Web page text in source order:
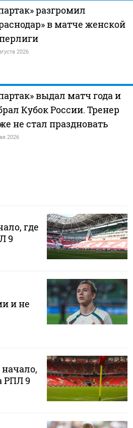
разгромил
в матче женской
2026
выдал матч года и
Кубок России. Тренер
не стал праздновать
2026
где
9
и не
начало,
РПЛ 9